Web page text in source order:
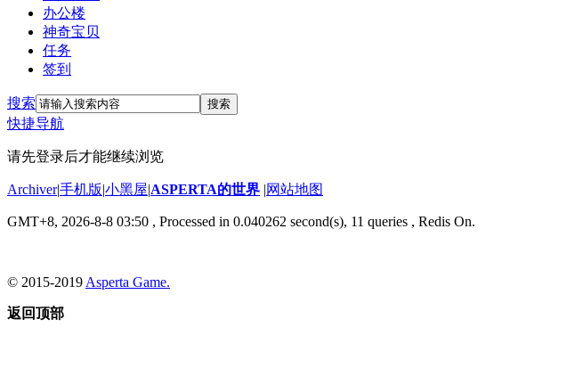
办公楼
神奇宝贝
任务
签到
搜索 搜索
快捷导航
请先登录后才能继续浏览
Archiver|手机版|小黑屋|ASPERTA的世界 |网站地图
GMT+8, 2026-8-8 03:50 , Processed in 0.040262 second(s), 11 queries , Redis On.
© 2015-2019 Asperta Game.
返回顶部